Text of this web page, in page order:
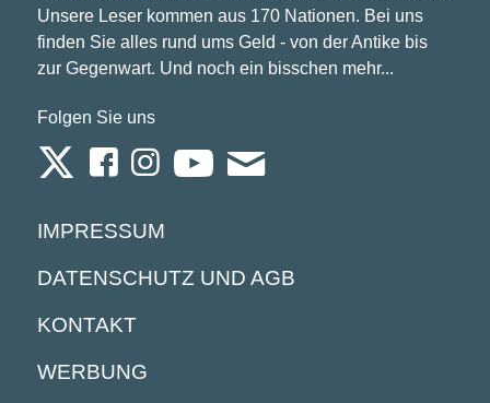
Unsere Leser kommen aus 170 Nationen. Bei uns
finden Sie alles rund ums Geld - von der Antike bis
zur Gegenwart. Und noch ein bisschen mehr...
Folgen Sie uns
IMPRESSUM
DATENSCHUTZ UND AGB
KONTAKT
WERBUNG